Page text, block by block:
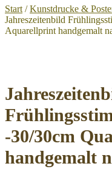
Start /Kunstdrucke &
Jahreszeitenbild
Aquarellprint handgemalt
-30/30cm
handgemalt